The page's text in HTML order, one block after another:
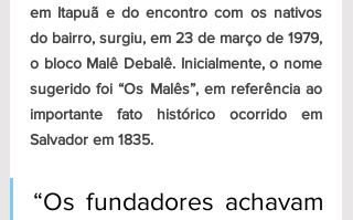
em Itapuã e do encontro com os nativos
do bairro, surgiu, em 23 de março de 1979,
o bloco Malê Debalê. Inicialmente, o nome
sugerido foi “Os Malês”, em referência ao
importante fato histórico ocorrido em
Salvador em 1835.
“Os fundadores achavam